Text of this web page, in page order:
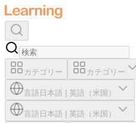
カテゴリー カテゴリー
言語 日本語 英語（米国）
言語 日本語 英語（米国）